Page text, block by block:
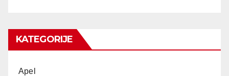
KATEGORIJE
Apel